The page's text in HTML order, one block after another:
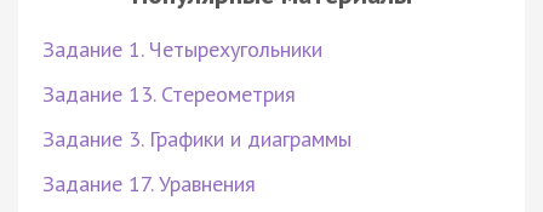
Задание 1. Четырехугольники
Задание 13. Стереометрия
Задание 3. Графики и диаграммы
Задание 17. Уравнения